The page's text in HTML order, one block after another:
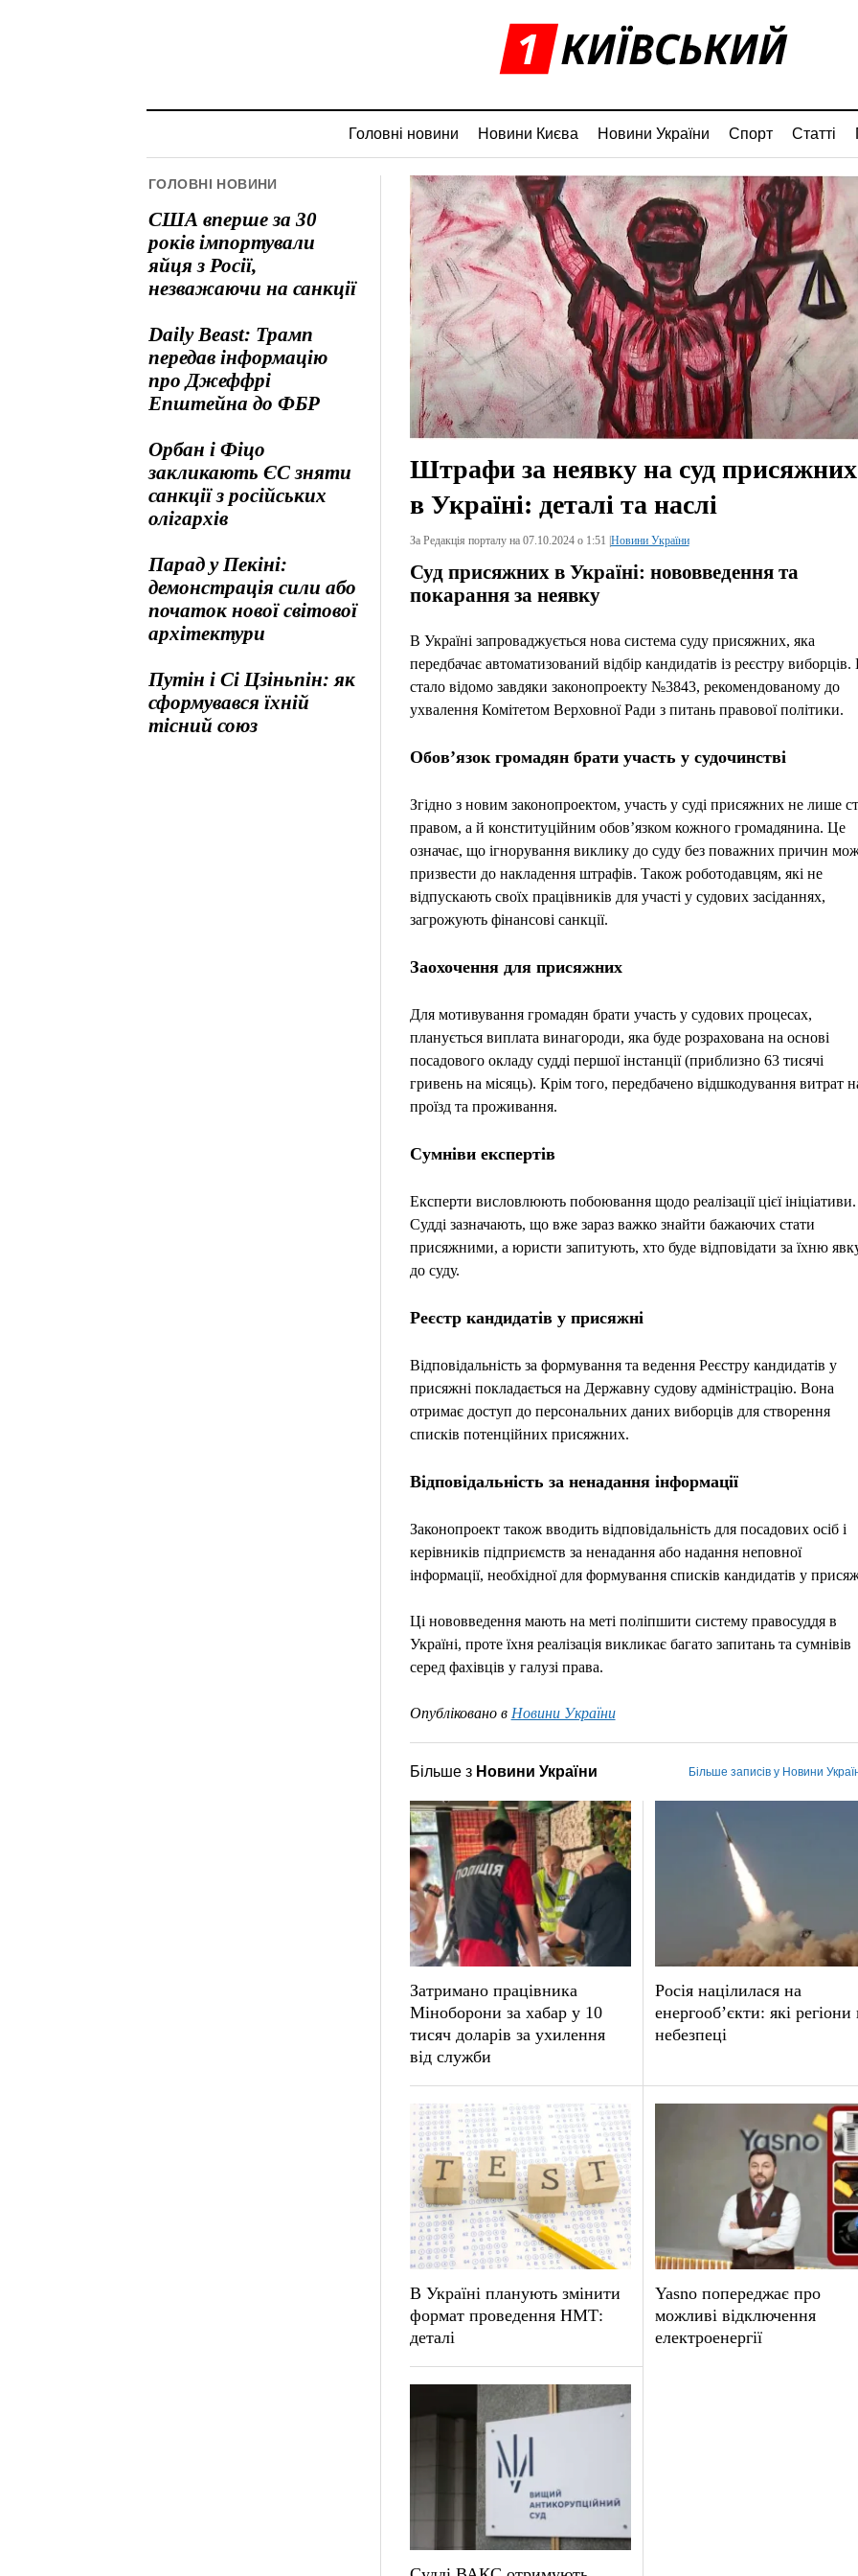
Головні новини Новини Києва Новини України Спорт Статті
ГОЛОВНІ НОВИНИ
США вперше за 30
років імпортували
яйця з Росії,
незважаючи на санкції
Daily Beast: Трамп
передав інформацію
про Джеффрі
Епштейна до ФБР
Орбан і Фіцо
закликають ЄС зняти
санкції з російських
олігархів
Парад у Пекіні:
демонстрація сили або
початок нової світової
архітектури
Путін і Сі Цзіньпін: як
сформувався їхній
тісний союз
Штрафи за неявку на суд присяжних
в Україні: деталі та наслі
За Редакція порталу на 07.10.2024 о 1:51 |Новини України
Суд присяжних в Україні: нововведення та
покарання за неявку
В Україні запроваджується нова система суду присяжних, яка
передбачає автоматизований відбір кандидатів із реєстру виборців.
стало відомо завдяки законопроекту №3843, рекомендованому до
ухвалення Комітетом Верховної Ради з питань правової політики.
Обов’язок громадян брати участь у судочинстві
Згідно з новим законопроектом, участь у суді присяжних не лише
правом, а й конституційним обов’язком кожного громадянина. Це
означає, що ігнорування виклику до суду без поважних причин
призвести до накладення штрафів. Також роботодавцям, які не
відпускають своїх працівників для участі у судових засіданнях,
загрожують фінансові санкції.
Заохочення для присяжних
Для мотивування громадян брати участь у судових процесах,
планується виплата винагороди, яка буде розрахована на основі
посадового окладу судді першої інстанції (приблизно 63 тисячі
гривень на місяць). Крім того, передбачено відшкодування витрат
проїзд та проживання.
Сумніви експертів
Експерти висловлюють побоювання щодо реалізації цієї ініціативи.
Судді зазначають, що вже зараз важко знайти бажаючих стати
присяжними, а юристи запитують, хто буде відповідати за їхню
до суду.
Реєстр кандидатів у присяжні
Відповідальність за формування та ведення Реєстру кандидатів у
присяжні покладається на Державну судову адміністрацію. Вона
отримає доступ до персональних даних виборців для створення
списків потенційних присяжних.
Відповідальність за ненадання інформації
Законопроект також вводить відповідальність для посадових осіб і
керівників підприємств за ненадання або надання неповної
інформації, необхідної для формування списків кандидатів у
Ці нововведення мають на меті поліпшити систему правосуддя в
Україні, проте їхня реалізація викликає багато запитань та сумнівів
серед фахівців у галузі права.
Опубліковано в Новини України
Більше з Новини України Більше записів у Новини
Затримано працівника
Міноборони за хабар у 10
тисяч доларів за ухилення
від служби
Росія націлилася на
енергооб’єкти: які регіони
небезпеці
В Україні планують змінити
формат проведення НМТ:
деталі
Yasno попереджає про
можливі відключення
електроенергії